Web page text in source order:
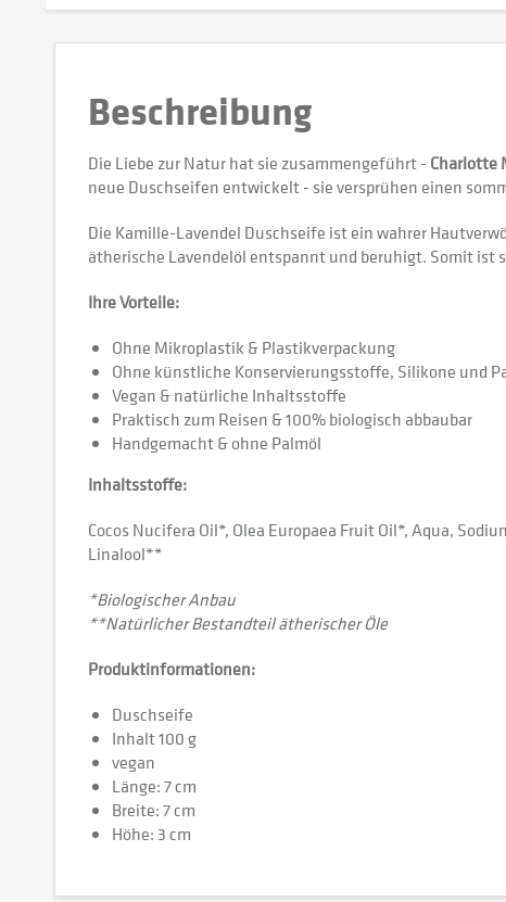
Beschreibung
Die Liebe zur Natur hat sie zusammengeführt - Charlotte
neue Duschseifen entwickelt - sie versprühen einen
Die Kamille-Lavendel Duschseife ist ein wahrer
ätherische Lavendelöl entspannt und beruhigt. Somit
Ihre Vorteile:
Ohne Mikroplastik & Plastikverpackung
Ohne künstliche Konservierungsstoffe, Silikone und
Vegan & natürliche Inhaltsstoffe
Praktisch zum Reisen & 100% biologisch abbaubar
Handgemacht & ohne Palmöl
Inhaltsstoffe:
Cocos Nucifera Oil*, Olea Europaea Fruit Oil*, Aqua,
Linalool**
*Biologischer Anbau
**Natürlicher Bestandteil ätherischer Öle
Produktinformationen:
Duschseife
Inhalt 100 g
vegan
Länge: 7 cm
Breite: 7 cm
Höhe: 3 cm